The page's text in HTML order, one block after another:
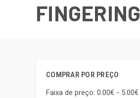
FINGERING
COMPRAR POR PREÇO
Faixa de preço: 0.00€ - 5.00€